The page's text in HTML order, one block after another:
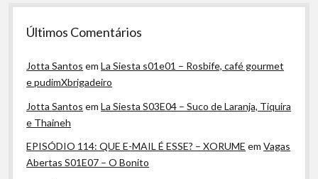
Últimos Comentários
Jotta Santos emLa Siesta s01e01 – Rosbife, café gourmet
e pudimXbrigadeiro
Jotta Santos emLa Siesta S03E04 – Suco de Laranja, Tiquira
e Thaineh
EPISÓDIO 114: QUE E-MAIL É ESSE? – XORUME emVagas
Abertas S01E07 – O Bonito